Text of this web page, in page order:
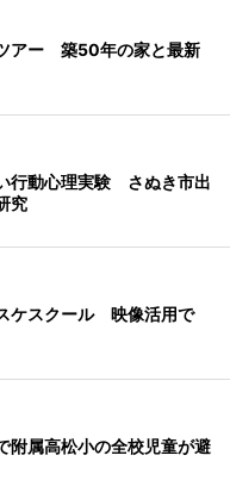
アー 築50年の家と最新
行動心理実験 さぬき市出
究
ケスクール 映像活用で
附属高松小の全校児童が避